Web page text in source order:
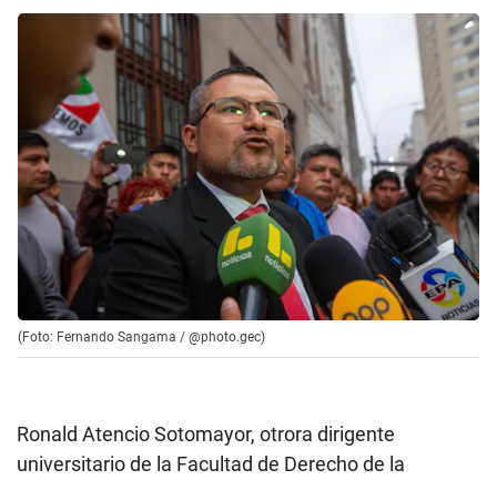
(Foto: Fernando Sangama / @photo.gec)
Ronald Atencio Sotomayor, otrora dirigente
universitario de la Facultad de Derecho de la